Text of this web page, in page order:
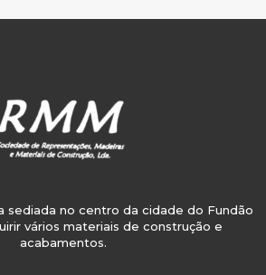
sediada no centro da cidade do Fundão
vários materiais de construção e
acabamentos.